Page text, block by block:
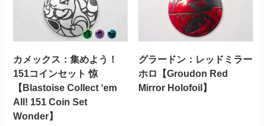
カメックス：集めよう！
151コインセット 惊
【Blastoise Collect ‘em
All! 151 Coin Set
Wonder】
グラードン：レッドミラー
ホロ【Groudon Red
Mirror Holofoil】